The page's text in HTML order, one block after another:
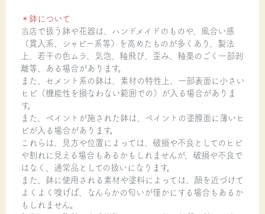
＊鉢について
当店で扱う鉢や花器は、ハンドメイドのものや、風合い感
（貫入系、シャビー系等）を高めたものが多くあり、製法
上、若干の色ムラ、気泡、釉飛び、歪み、釉薬のごく一部剥
離等、ある場合があります。
また、セメント系の鉢は、素材の特性上、一部表面に小さい
ヒビ（機能性を損なわない範囲での）が入る場合がありま
す。
また、ペイントが施された鉢は、ペイントの塗膜面に薄いヒ
ビが入る場合があります。
これらは、見方や位置によっては、破損や不良としてのヒビ
や割れに見える場合もあるかもしれませんが、破損や不良で
はなく、通常品としての扱いになります。
また、鉢に使用される素材や塗料によっては、顔を近づけて
よくよく嗅げば、なんらかの匂いが僅かにする場合もあるか
もしれません。